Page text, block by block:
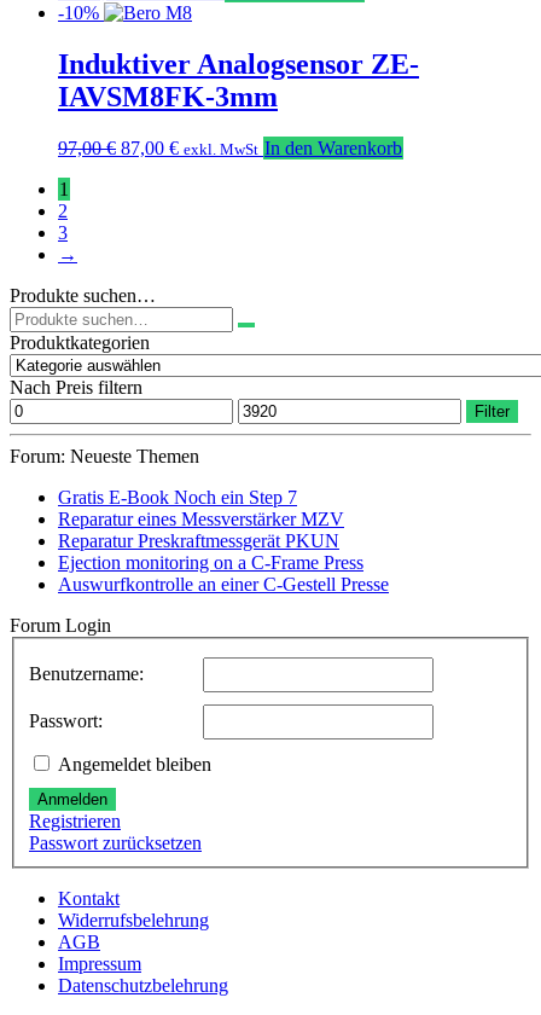
-10%
Induktiver Analogsensor ZE-
IAVSM8FK-3mm
97,00€ Ursprünglicher
87,00 €Aktueller
exkl. MwSt In den Warenkorb
1
2
3
→
Produkte suchen…
Suchen
nach:
Produktkategorien
Nach Preis filtern
Min.
Preis
Max.
Preis
Filter
Forum: Neueste Themen
Gratis E-Book Noch ein Step 7
Reparatur eines Messverstärker MZV
Reparatur Preskraftmessgerät PKUN
Ejection monitoring on a C-Frame Press
Auswurfkontrolle an einer C-Gestell Presse
Forum Login
Benutzername:
Passwort:
Angemeldet bleiben
Anmelden
Registrieren
Passwort zurücksetzen
Kontakt
Widerrufsbelehrung
AGB
Impressum
Datenschutzbelehrung